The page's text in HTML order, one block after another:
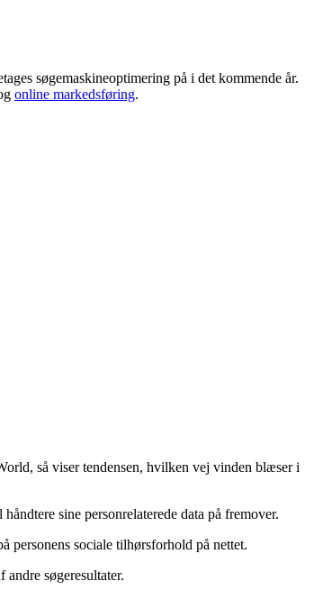
søgemaskineoptimering på i det kommende år.
online markedsføring.
så viser tendensen, hvilken vej vinden blæser i
sine personrelaterede data på fremover.
personens sociale tilhørsforhold på nettet.
søgeresultater.